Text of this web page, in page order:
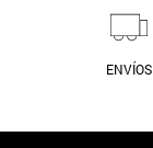
ENVÍOS